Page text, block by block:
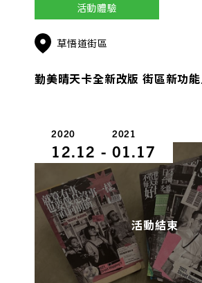
活動體驗
草悟道街區
勤美晴天卡全新改版 街區新功能
活動結束
2020
12.12 -
2021
01.17